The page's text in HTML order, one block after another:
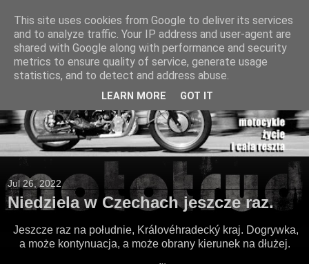
Jul 26, 2022
Niedziela w Czechach jeszcze raz.
Jeszcze raz na południe, Královéhradecký kraj. Dogrywka,
a może kontynuacja, a może obrany kierunek na dłużej.
This site uses cookies from Google to deliver its services
and to analyze traffic. Your IP address and user-agent are
shared with Google along with performance and security
metrics to ensure quality of service, generate usage
statistics, and to detect and address abuse.
LEARN MORE GOT IT